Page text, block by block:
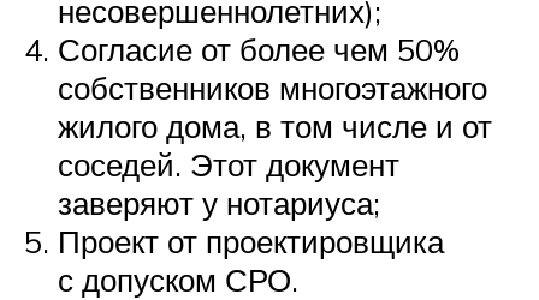
несовершеннолетних);
Согласие от более чем 50%
собственников многоэтажного
жилого дома, в том числе и от
соседей. Этот документ
заверяют у нотариуса;
Проект от проектировщика
с допуском СРО.